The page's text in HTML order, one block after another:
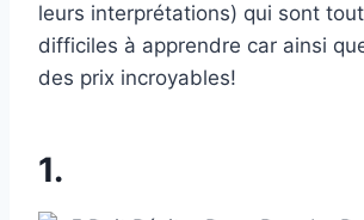
leurs interprétations) qui sont
difficiles à apprendre car ainsi
des prix incroyables!
1.